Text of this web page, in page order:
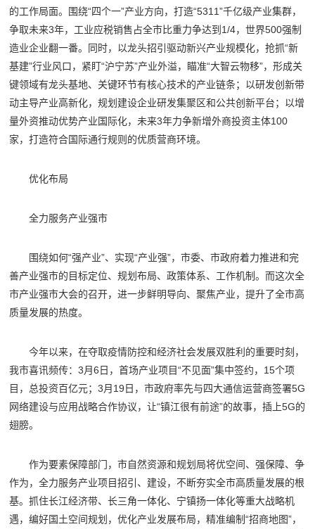
的工作局面。围绕“四个一”产业方向，打造“5311”千亿级产业集群，
争取未来3年，工业应税销售占全市比重力争达到1/4，世界500强制
造业企业翻一番。同时，以龙头招引驱动新兴产业规模化，抢抓“新
基建”行业风口，紧盯“沪宁苏”产业外溢，瞄准“大智云物移”，形成关
键领域有龙头基地、关键环节有核心技术的产业链条；以研发创新带
动主导产业高新化，规划建设企业研发集聚区和公共创新平台；以增
量外资推动优势产业国际化，未来3年力争新增外商投资主体100
家，打造符合国际通行规则的优质营商环境。
优化布局
全力服务产业强市
围绕如何“强产业”、实现“产业强”，市委、市政府着力推进和完
善产业强市的目标定位、规划布局、政策体系、工作机制。而这次全
市产业强市大会的召开，进一步鲜明导向、聚焦产业，提升了全市高
质量发展的热度。
今年以来，在夺取疫情防控和经济社会发展双胜利的重要时刻，
我市喜讯频传：3月6日，首场产业项目“不见面”集中签约，15个项
目，总投资百亿元；3月19日，市政府率先与四大通信运营商签署5G
网络建设与应用战略合作协议，让“镇江很有前途”的故事，插上5G的
翅膀。
作为要素保障部门，市自然资源和规划局将优空间、强保障、争
作为，全力服务产业项目招引、建设，不断夯实全市高质量发展的根
基。抓住长江经济带、长三角一体化、宁镇扬一体化等重大战略机
遇，编好国土空间规划，优化产业发展布局，精准编制“招商地图”，